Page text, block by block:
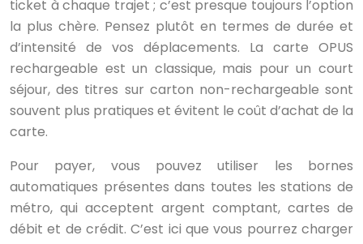
ticket à chaque trajet ; c’est presque toujours l’option
la plus chère. Pensez plutôt en termes de durée et
d’intensité de vos déplacements. La carte OPUS
rechargeable est un classique, mais pour un court
séjour, des titres sur carton non-rechargeable sont
souvent plus pratiques et évitent le coût d’achat de la
carte.
Pour payer, vous pouvez utiliser les bornes
automatiques présentes dans toutes les stations de
métro, qui acceptent argent comptant, cartes de
débit et de crédit. C’est ici que vous pourrez charger